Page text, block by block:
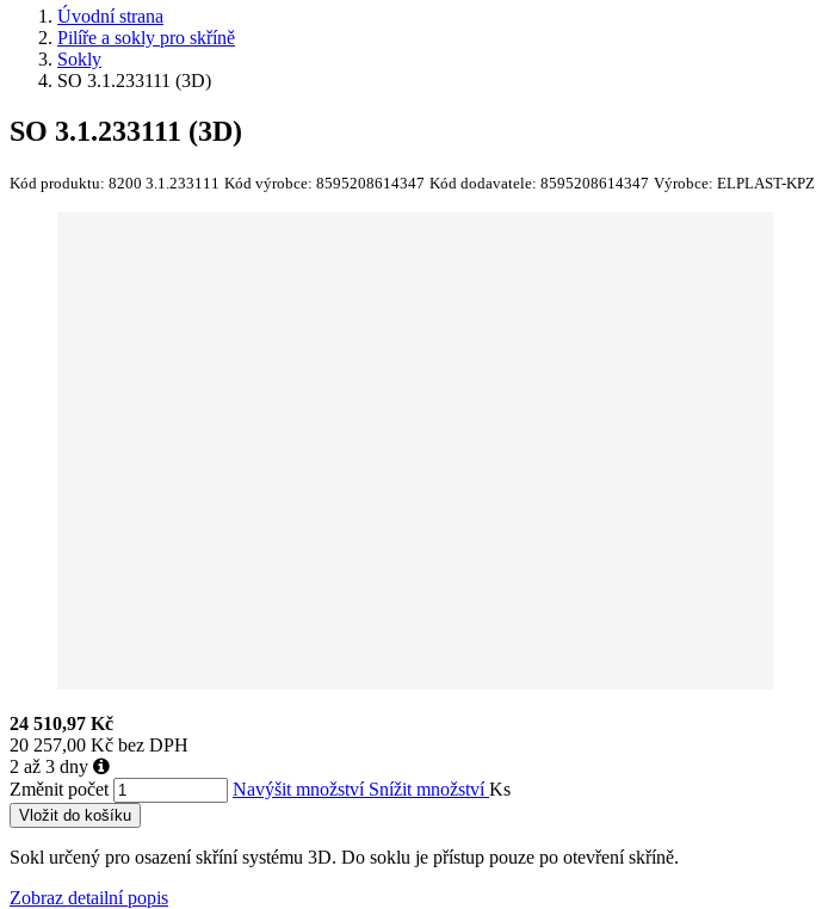
Úvodní strana
Pilíře a sokly pro skříně
Sokly
SO 3.1.233111 (3D)
SO 3.1.233111 (3D)
Kód produktu: 8200 3.1.233111 Kód výrobce: 8595208614347 Kód dodavatele: 8595208614347 Výrobce: ELPLAST-KPZ
24 510,97 Kč
20 257,00 Kč bez DPH
2 až 3 dny
Změnit počet
Navýšit množství Snížit množstvíKs
Vložit do košíku
Sokl určený pro osazení skříní systému 3D. Do soklu je přístup pouze po otevření skříně.
Zobraz detailní popis